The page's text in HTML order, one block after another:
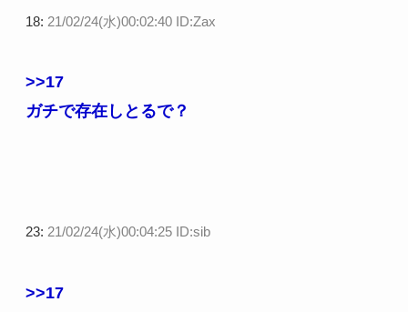
18: 21/02/24(水)00:02:40 ID:Zax
>>17
ガチで存在しとるで？
23: 21/02/24(水)00:04:25 ID:sib
>>17